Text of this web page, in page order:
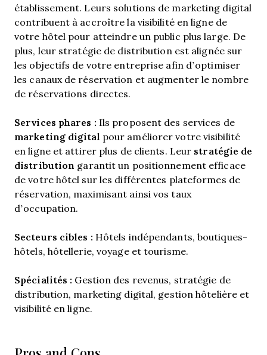
établissement. Leurs solutions de marketing digital
contribuent à accroître la visibilité en ligne de
votre hôtel pour atteindre un public plus large. De
plus, leur stratégie de distribution est alignée sur
les objectifs de votre entreprise afin d’optimiser
les canaux de réservation et augmenter le nombre
de réservations directes.
Services phares : Ils proposent des services de
marketing digital pour améliorer votre visibilité
en ligne et attirer plus de clients. Leur stratégie de
distribution garantit un positionnement efficace
de votre hôtel sur les différentes plateformes de
réservation, maximisant ainsi vos taux
d’occupation.
Secteurs cibles : Hôtels indépendants, boutiques-
hôtels, hôtellerie, voyage et tourisme.
Spécialités : Gestion des revenus, stratégie de
distribution, marketing digital, gestion hôtelière et
visibilité en ligne.